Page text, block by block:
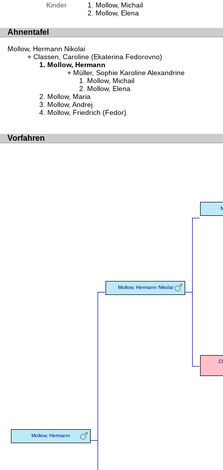
Kinder
Mollow, Michail
Mollow, Elena
Ahnentafel
Mollow, Hermann Nikolai
Classen, Caroline (Ekaterina Fedorovno)
Mollow, Hermann
Müller, Sophie Karoline Alexandrine
Mollow, Michail
Mollow, Elena
Mollow, Maria
Mollow, Andrej
Mollow, Friedrich (Fedor)
Vorfahren
Mollow, Hermann
Mollow, Hermann Nikolai